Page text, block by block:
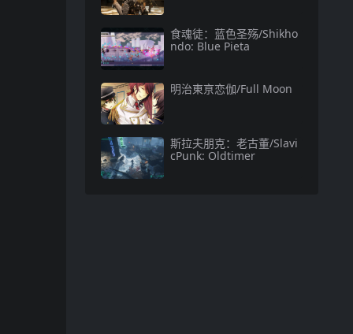
食魂徒：蓝色圣殇/Shikho
ndo: Blue Pieta
明治東亰恋伽/Full Moon
斯拉夫朋克：老古董/Slavi
cPunk: Oldtimer